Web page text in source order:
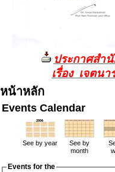
ประกาศสำ
เรื่อง เจตน
หน้าหลัก
Events Calendar
See by year
See by
month
Events for the